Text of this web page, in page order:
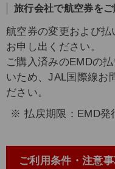
旅行会社で航空券を
航空券の変更および
お申し出ください。
ご購入済みのEMDの
いため、JAL国際線お
ださい。
払戻期限：EMD発
ご利用条件・注意